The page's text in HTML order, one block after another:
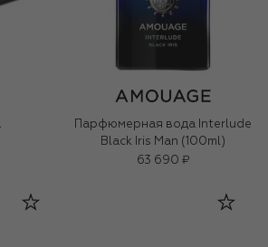
Парфюмерная вода Interlude
Black Iris Man (100ml)
63 690 ₽